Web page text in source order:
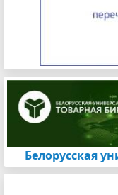
Белорусская